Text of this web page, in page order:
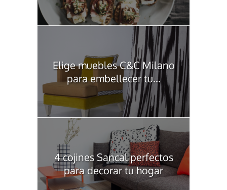
Elige muebles C&C Milano
para embellecer tu...
4 cojines Sancal perfectos
para decorar tu hogar